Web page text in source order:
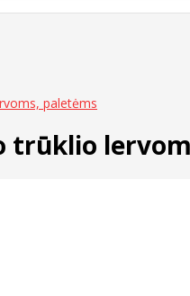
paletėms
trūklio